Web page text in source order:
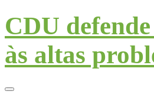
CDU
às altas